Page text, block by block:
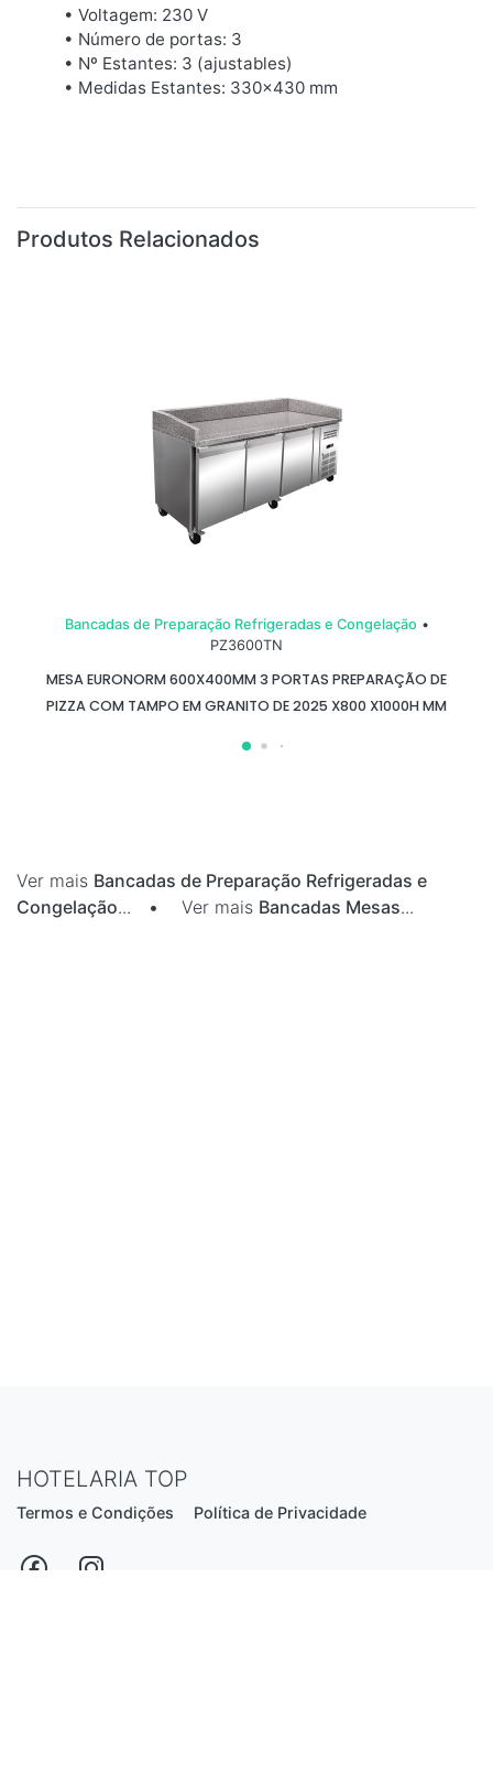
• Voltagem: 230 V
• Número de portas: 3
• Nº Estantes: 3 (ajustables)
• Medidas Estantes: 330x430 mm
Produtos Relacionados
Bancadas de Preparação Refrigeradas e Congelação •
PZ3600TN
MESA EURONORM 600X400MM 3 PORTAS PREPARAÇÃO DE
PIZZA COM TAMPO EM GRANITO DE 2025 X800 X1000H MM
Ver mais Bancadas de Preparação Refrigeradas e
Congelação... • Ver mais Bancadas Mesas...
HOTELARIA TOP
Termos e Condições Política de Privacidade